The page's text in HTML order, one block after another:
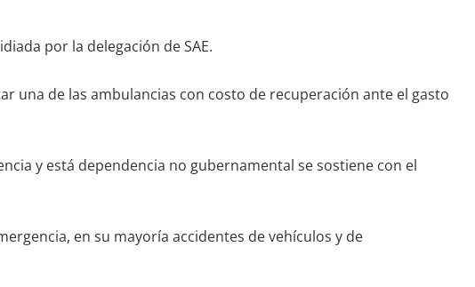
por la delegación de SAE.
una de las ambulancias con costo de recuperación ante el gasto
y está dependencia no gubernamental se sostiene con el
en su mayoría accidentes de vehículos y de